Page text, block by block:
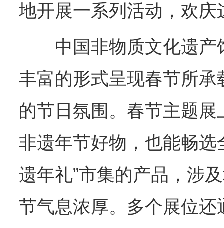
地开展一系列活动，欢
中国非物质文化遗产
丰富的形式呈现春节所
的节日氛围。春节主题
非遗年节好物，也能畅选
遗年礼”市集的产品，涉
节气息浓厚。多个展位